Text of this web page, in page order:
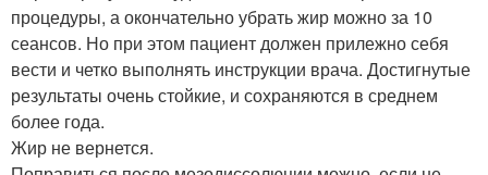
процедуры, а окончательно убрать жир можно за 10
сеансов. Но при этом пациент должен прилежно себя
вести и четко выполнять инструкции врача. Достигнутые
результаты очень стойкие, и сохраняются в среднем
более года.
Жир не вернется.